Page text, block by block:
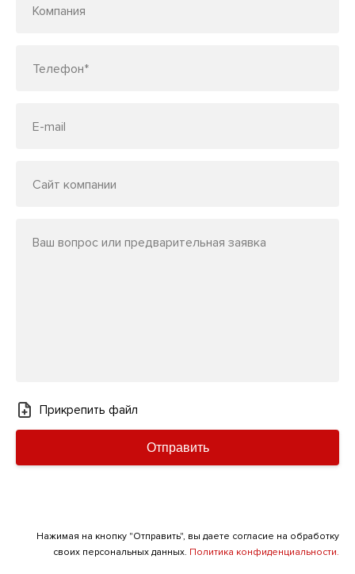
Компания
Телефон*
E-mail
Сайт компании
Ваш вопрос или предварительная заявка
Прикрепить файл
Отправить
Нажимая на кнопку "Отправить", вы даете согласие на обработку
своих персональных данных. Политика конфиденциальности.